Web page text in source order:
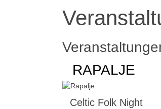
RAPALJE
Celtic Folk Night